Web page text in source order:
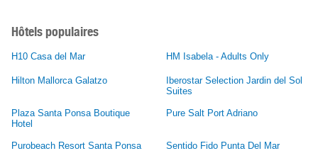
Hôtels populaires
H10 Casa del Mar HM Isabela - Adults Only
Hilton Mallorca Galatzo
Iberostar Selection Jardin del Sol
Suites
Plaza Santa Ponsa Boutique
Hotel
Pure Salt Port Adriano
Purobeach Resort Santa Ponsa Sentido Fido Punta Del Mar